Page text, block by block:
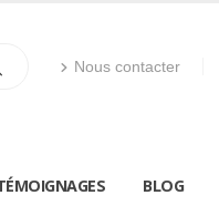
Nous contacter
BLOG